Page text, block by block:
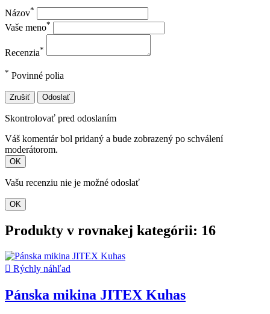
Názov*
Vaše meno*
Recenzia*
* Povinné polia
Zrušiť Odoslať
Skontrolovať pred odoslaním
Váš komentár bol pridaný a bude zobrazený po schválení
moderátorom.
OK
Vašu recenziu nie je možné odoslať
OK
Produkty v rovnakej kategórii: 16
 Rýchly náhľad
Pánska mikina JITEX Kuhas